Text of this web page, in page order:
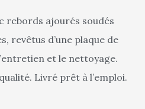
rebords ajourés soudés
revêtus d’une plaque de
et le nettoyage.
Livré prêt à l’emploi.